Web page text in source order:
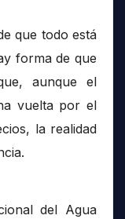
que todo está
forma de que
aunque el
vuelta por el
la realidad
del Agua